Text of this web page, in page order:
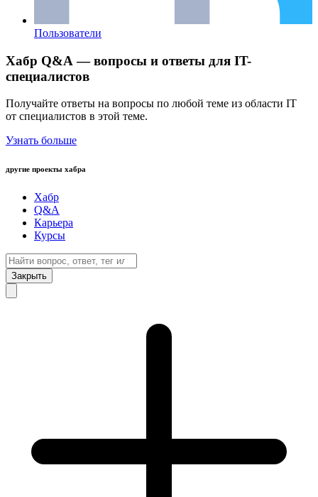
Пользователи
Хабр Q&A — вопросы и ответы для IT-
специалистов
Получайте ответы на вопросы по любой теме из области IT
от специалистов в этой теме.
Узнать больше
другие проекты хабра
Хабр
Q&A
Карьера
Курсы
Закрыть